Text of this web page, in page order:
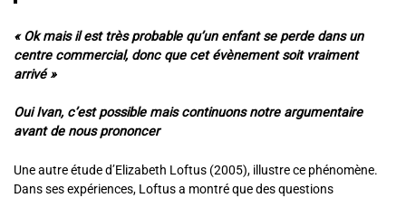
« Ok mais il est très probable qu’un enfant se perde dans un
centre commercial, donc que cet évènement soit vraiment
arrivé »
Oui Ivan, c’est possible mais continuons notre argumentaire
avant de nous prononcer
Une autre étude d’Elizabeth Loftus (2005), illustre ce phénomène.
Dans ses expériences, Loftus a montré que des questions